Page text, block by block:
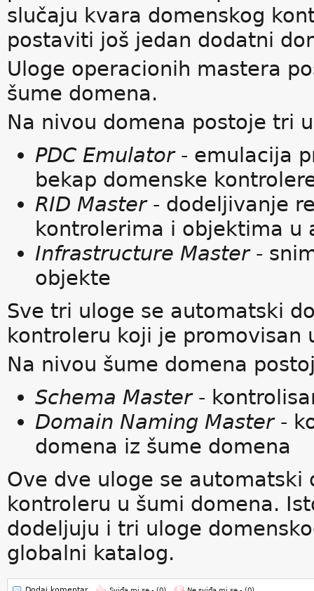
slučaju kvara domenskog
postaviti još jedan dodatni
Uloge operacionih mastera
šume domena.
Na nivou domena postoje tri
PDC Emulator- emulacija
bekap domenske
RID Master- dodeljivanje
kontrolerima i objektima
Infrastructure Master-
objekte
Sve tri uloge se automatski
kontroleru koji je promovisan
Na nivou šume domena
Schema Master-
Domain Naming Master-
domena iz šume domena
Ove dve uloge se
kontroleru u šumi domena.
dodeljuju i tri uloge
globalni katalog.